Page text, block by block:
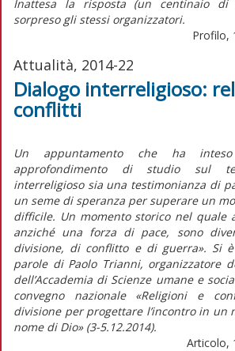
Inattesa la risposta (un centinaio di
sorpreso gli stessi organizzatori.
Profilo,
Attualità, 2014-22
Dialogo interreligioso:
conflitti
Un appuntamento che ha
approfondimento di studio sul
interreligioso sia una testimonianza di
un seme di speranza per superare un
difficile. Un momento storico nel quale
anziché una forza di pace, sono
divisione, di conflitto e di guerra». Si
parole di Paolo Trianni, organizzatore
dell’Accademia di Scienze umane e
convegno nazionale «Religioni e
divisione per progettare l’incontro in un
nome di Dio» (3-5.12.2014).
Articolo,